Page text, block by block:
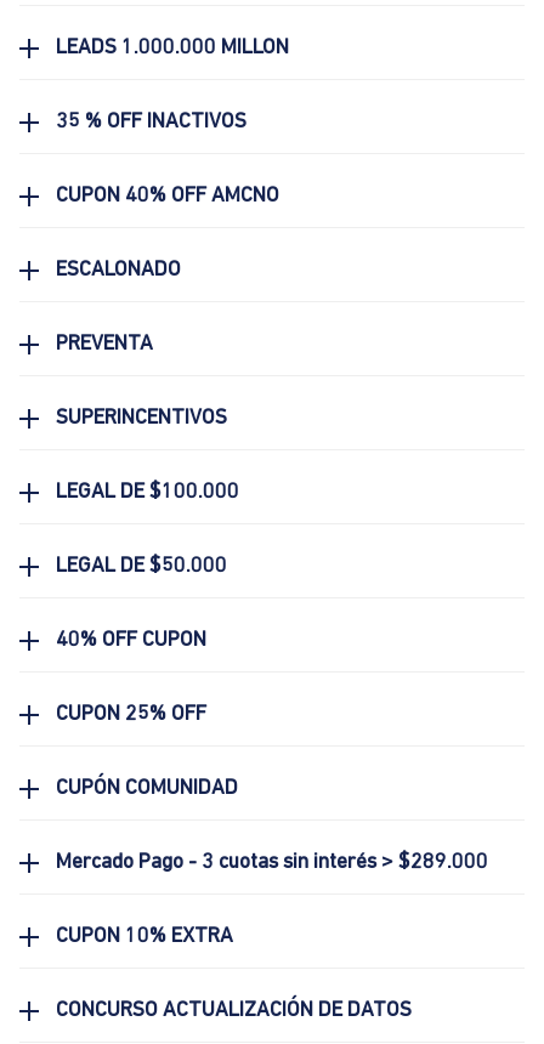
LEADS 1.000.000 MILLON
35 % OFF INACTIVOS
CUPON 40% OFF AMCNO
ESCALONADO
PREVENTA
SUPERINCENTIVOS
LEGAL DE $100.000
LEGAL DE $50.000
40% OFF CUPON
CUPON 25% OFF
CUPÓN COMUNIDAD
Mercado Pago - 3 cuotas sin interés > $289.000
CUPON 10% EXTRA
CONCURSO ACTUALIZACIÓN DE DATOS